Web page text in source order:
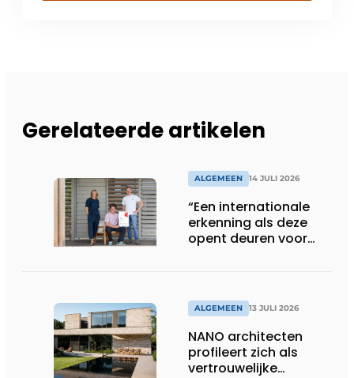
Gerelateerde artikelen
ALGEMEEN 14 JULI 2026
“Een internationale
erkenning als deze
opent deuren voor
ALGEMEEN 13 JULI 2026
NANO architecten
profileert zich als
vertrouwelijke